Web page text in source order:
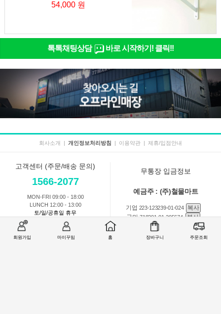
회원가입 마이꾸밈 홈 장바구니 주문조회
54,000 원
톡톡채팅상담 바로 시작하기! 클릭!!
회사소개 | 개인정보처리방침 | 이용약관 | 제휴/입점안내
고객센터 (주문/배송 문의)
1566-2077
MON-FRI 09:00 - 18:00
LUNCH 12:00 - 13:00
토/일/공휴일 휴무
무통장 입금정보
예금주 : (주)철물마트
기업 223-123239-01-024
복사
국민718201-01-205674
복사
301-0168-3882-11 복사